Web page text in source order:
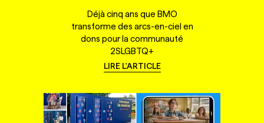
Déjà cinq ans que BMO
transforme des arcs-en-ciel en
dons pour la communauté
2SLGBTQ+
LIRE L'ARTICLE